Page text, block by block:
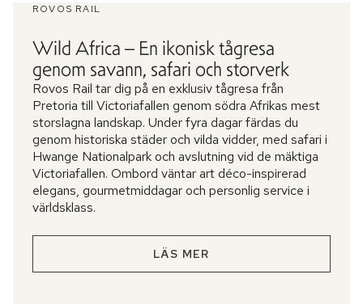
ROVOS RAIL
Wild Africa – En ikonisk tågresa
genom savann, safari och storverk
Rovos Rail tar dig på en exklusiv tågresa från
Pretoria till Victoriafallen genom södra Afrikas mest
storslagna landskap. Under fyra dagar färdas du
genom historiska städer och vilda vidder, med safari i
Hwange Nationalpark och avslutning vid de mäktiga
Victoriafallen. Ombord väntar art déco-inspirerad
elegans, gourmetmiddagar och personlig service i
världsklass.
LÄS MER